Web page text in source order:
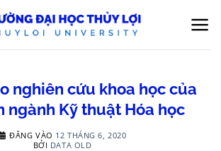
nghiên cứu khoa học của
ngành Kỹ thuật Hóa học
ĐĂNG VÀO 12 THÁNG 6, 2020
BỞI DATA OLD